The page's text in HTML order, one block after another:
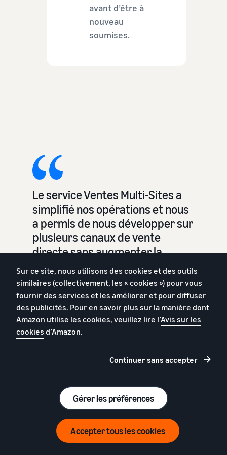
avant d’être à
nouveau
soumises.
Le service Ventes Multi-Sites a
simplifié nos opérations et nous
a permis de nous développer sur
plusieurs canaux de vente
directe sans augmenter la
complexité de la chaîne
d’approvisionnement. La
livraison rapide et fiable
d’Amazon permet à tous nos
clients de bénéficier de la
meilleure expérience, quel que
Tyler Coopman
etailz
Sur ce site, nous utilisons des cookies et des outils
similaires (collectivement, les « cookies ») pour vous
fournir des services et les améliorer et pour diffuser
des publicités. Pour en savoir plus sur la manière dont
Amazon utilise les cookies, veuillez lire l’Avis sur les
cookies d’Amazon.
Continuer sans accepter
Gérer les préférences
Accepter tous les cookies